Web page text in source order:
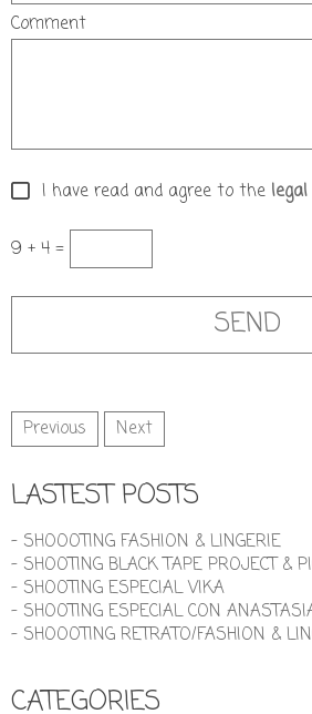
Comment
I have read and agree to the legal
9 + 4 =
Previous Next
LASTEST POSTS
- SHOOOTING FASHION & LINGERIE
- SHOOTING BLACK TAPE PROJECT &
- SHOOTING ESPECIAL VIKA
- SHOOTING ESPECIAL CON
- SHOOOTING RETRATO/FASHION &
CATEGORIES